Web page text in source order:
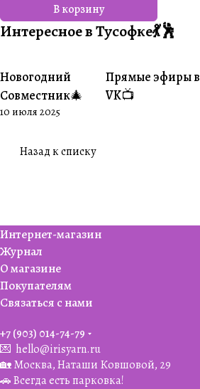
В корзину
Интересное в Тусофке💃🕺
#Совместники
Новогодний
Совместник🎄
10 июля 2025
#Житуха
Прямые эфиры в
VK📺
Назад к списку
Интернет-магазин
Журнал
О магазине
Покупателям
Связаться с нами
+7 (903) 014-74-79‬
💌 hello@irisyarn.ru
🏡 Москва, Наташи Ковшовой, 29
🚗 Всегда есть парковка!